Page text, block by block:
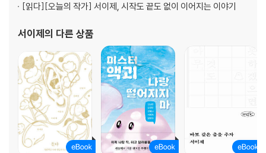
[읽다][오늘의 작가] 서이제, 시작도 끝도 없이 이어지는 이야기
서이제의 다른 상품